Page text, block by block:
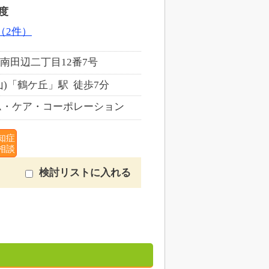
件）
田辺二丁目12番7号
「鶴ケ丘」駅 徒歩7分
ケア・コーポレーション
症
談
検討リストに入れる